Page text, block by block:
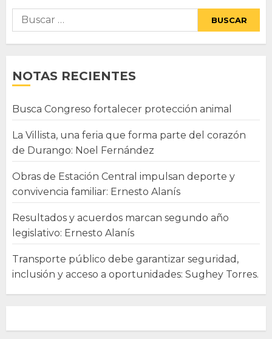
Buscar:
NOTAS RECIENTES
Busca Congreso fortalecer protección animal
La Villista, una feria que forma parte del corazón
de Durango: Noel Fernández
Obras de Estación Central impulsan deporte y
convivencia familiar: Ernesto Alanís
Resultados y acuerdos marcan segundo año
legislativo: Ernesto Alanís
Transporte público debe garantizar seguridad,
inclusión y acceso a oportunidades: Sughey Torres.